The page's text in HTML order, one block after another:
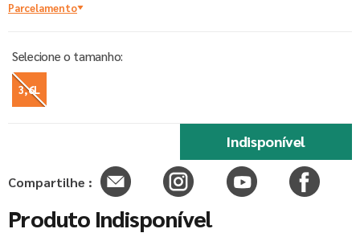
Parcelamento
3,6L
Indisponível
Compartilhe :
Produto Indisponível